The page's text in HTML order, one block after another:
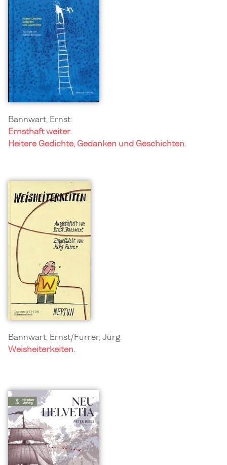
Bannwart, Ernst:
Ernsthaft weiter.
Heitere Gedichte, Gedanken und Geschichten.
Bannwart, Ernst/Furrer, Jürg:
Weisheiterkeiten.